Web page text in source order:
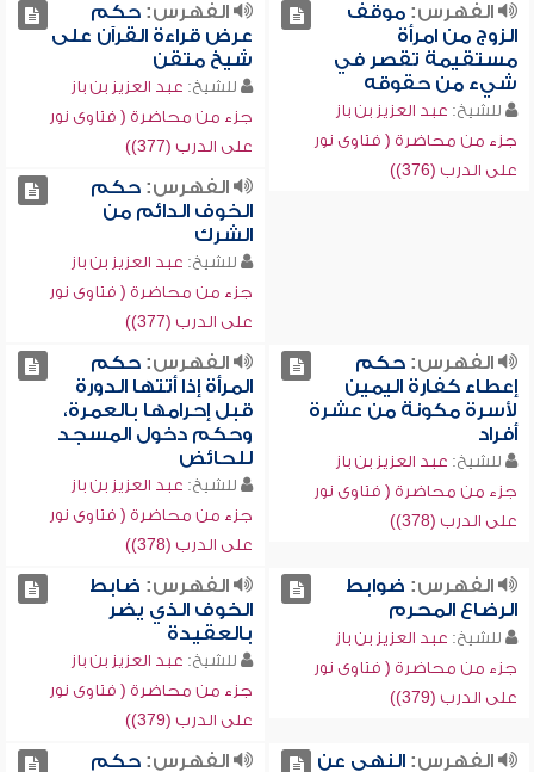
الفهرس:موقف
الزوج من امرأة
مستقيمة تقصر في
شيء من حقوقه
للشيخ: عبد العزيز بن باز
جزء من محاضرة ( فتاوى نور
على الدرب (376))
الفهرس:حكم
عرض قراءة القرآن على
شيخ متقن
للشيخ: عبد العزيز بن باز
جزء من محاضرة ( فتاوى نور
على الدرب (377))
الفهرس:حكم
الخوف الدائم من
الشرك
للشيخ: عبد العزيز بن باز
جزء من محاضرة ( فتاوى نور
على الدرب (377))
الفهرس:حكم
إعطاء كفارة اليمين
لأسرة مكونة من عشرة
أفراد
للشيخ: عبد العزيز بن باز
جزء من محاضرة ( فتاوى نور
على الدرب (378))
الفهرس:حكم
المرأة إذا أتتها الدورة
قبل إحرامها بالعمرة،
وحكم دخول المسجد
للحائض
للشيخ: عبد العزيز بن باز
جزء من محاضرة ( فتاوى نور
على الدرب (378))
الفهرس: ضوابط
الرضاع المحرم
للشيخ: عبد العزيز بن باز
جزء من محاضرة ( فتاوى نور
على الدرب (379))
الفهرس: ضابط
الخوف الذي يضر
بالعقيدة
للشيخ: عبد العزيز بن باز
جزء من محاضرة ( فتاوى نور
على الدرب (379))
الفهرس:النهي عن
الفهرس:حكم